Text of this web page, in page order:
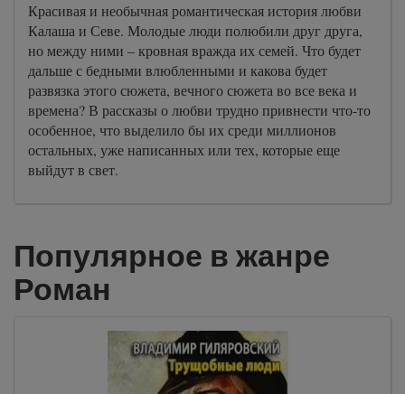
Красивая и необычная романтическая история любви
Калаша и Севе. Молодые люди полюбили друг друга,
но между ними – кровная вражда их семей. Что будет
дальше с бедными влюбленными и какова будет
развязка этого сюжета, вечного сюжета во все века и
времена? В рассказы о любви трудно привнести что-то
особенное, что выделило бы их среди миллионов
остальных, уже написанных или тех, которые еще
выйдут в свет.
Популярное в жанре
Роман